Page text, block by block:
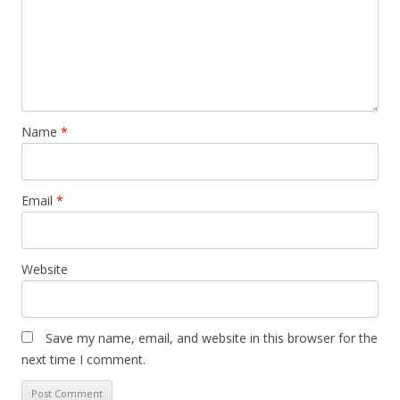
Name *
Email *
Website
Save my name, email, and website in this browser for the
next time I comment.